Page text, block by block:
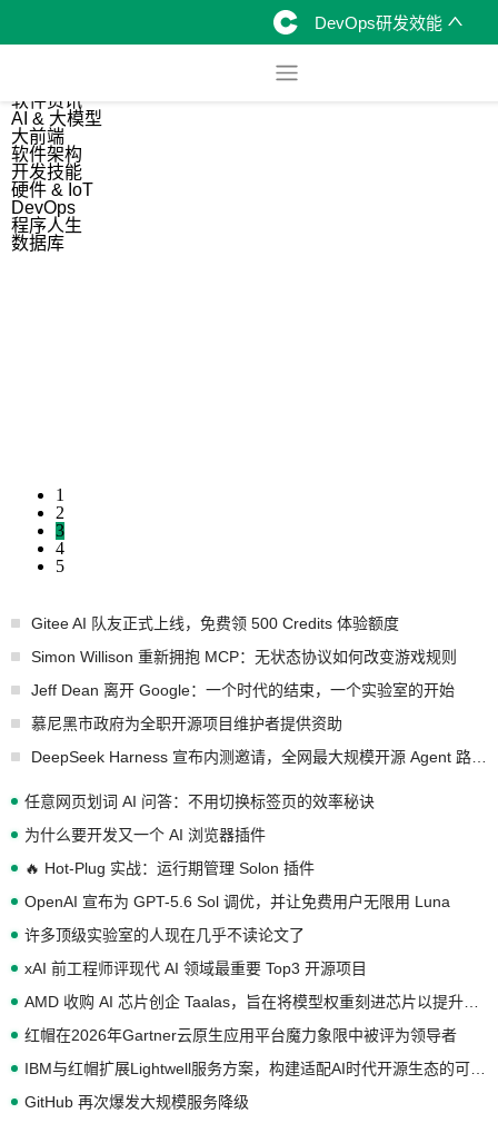
DevOps研发效能
软件资讯
AI & 大模型
大前端
软件架构
开发技能
硬件 & IoT
DevOps
程序人生
数据库
1
2
3
4
5
Gitee AI 队友正式上线，免费领 500 Credits 体验额度
Simon Willison 重新拥抱 MCP：无状态协议如何改变游戏规则
Jeff Dean 离开 Google：一个时代的结束，一个实验室的开始
慕尼黑市政府为全职开源项目维护者提供资助
任意网页划词 AI 问答：不用切换标签页的效率秘诀
为什么要开发又一个 AI 浏览器插件
🔥 Hot-Plug 实战：运行期管理 Solon 插件
OpenAI 宣布为 GPT-5.6 Sol 调优，并让免费用户无限用 Luna
许多顶级实验室的人现在几乎不读论文了
xAI 前工程师评现代 AI 领域最重要 Top3 开源项目
红帽在2026年Gartner云原生应用平台魔力象限中被评为领导者
GitHub 再次爆发大规模服务降级